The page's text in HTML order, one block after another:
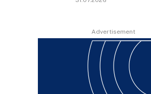
Advertisement